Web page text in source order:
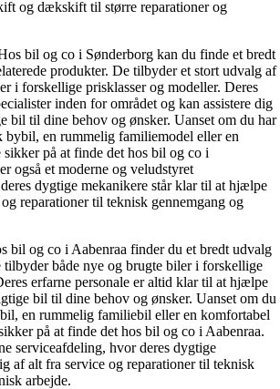
og dækskift til større reparationer og
bil og co i Sønderborg kan du finde et bredt
produkter. De tilbyder et stort udvalg af
i forskellige prisklasser og modeller. Deres
inden for området og kan assistere dig
bil til dine behov og ønsker. Uanset om du har
bybil, en rummelig familiemodel eller en
på at finde det hos bil og co i
også et moderne og veludstyret
dygtige mekanikere står klar til at hjælpe
reparationer til teknisk gennemgang og
bil og co i Aabenraa finder du et bredt udvalg
både nye og brugte biler i forskellige
erfarne personale er altid klar til at hjælpe
bil til dine behov og ønsker. Uanset om du
en rummelig familiebil eller en komfortabel
på at finde det hos bil og co i Aabenraa.
serviceafdeling, hvor deres dygtige
af alt fra service og reparationer til teknisk
arbejde.